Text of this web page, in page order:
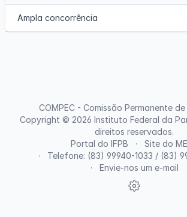
Ampla concorrência
Portal do IFPB
Site do
Telefone: (83) 99940-1033 / (83)
Envie-nos um e-mail
COMPEC - Comissão Permanente
Copyright © 2026 Instituto Federal da
direitos reservados.